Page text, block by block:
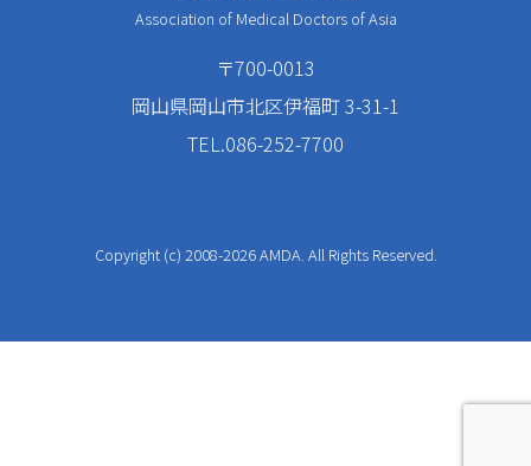
Association of Medical Doctors of Asia
〒700-0013
岡山県岡山市北区伊福町 3-31-1
TEL.086-252-7700
Copyright (c) 2008-2026 AMDA. All Rights Reserved.